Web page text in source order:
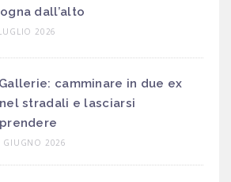
dall’alto
2026
camminare in due ex
stradali e lasciarsi
GIUGNO 2026